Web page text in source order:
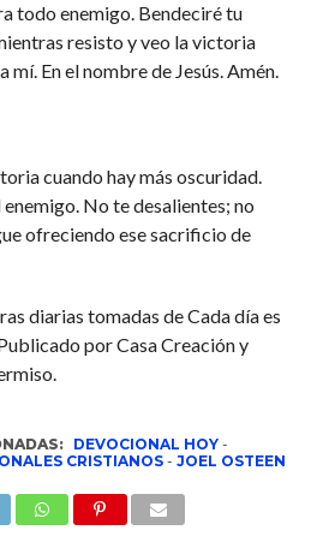
todo enemigo. Bendeciré tu
resisto y veo la victoria
mí. En el nombre de Jesús. Amén.
cuando hay más oscuridad.
No te desalientes; no
ofreciendo ese sacrificio de
diarias tomadas de Cada día es
por Casa Creación y
DEVOCIONAL HOY-
CRISTIANOS- JOEL OSTEEN